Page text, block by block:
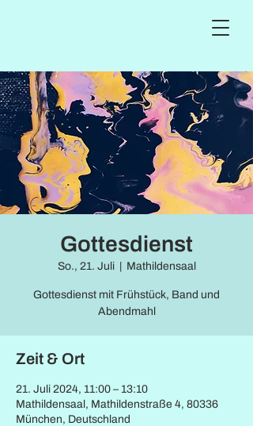
Gottesdienst
So., 21. Juli
  |
Mathildensaal
Gottesdienst mit Frühstück, Band und
Abendmahl
Zeit & Ort
21. Juli 2024, 11:00 – 13:10
Mathildensaal, Mathildenstraße 4, 80336
München, Deutschland